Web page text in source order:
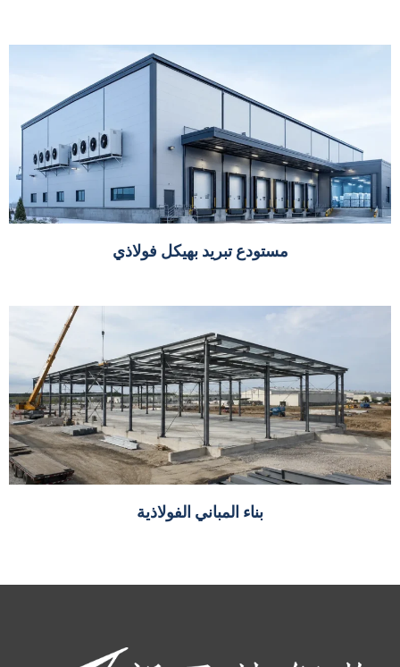
مستودع تبريد بهيكل فولاذي
بناء المباني الفولاذية